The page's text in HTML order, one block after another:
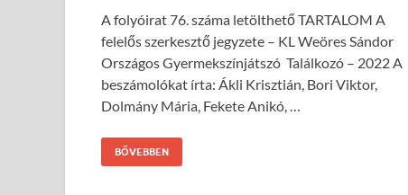
A folyóirat 76. száma letölthető TARTALOM A
felelős szerkesztő jegyzete – KL Weöres Sándor
Országos Gyermekszínjátszó Találkozó – 2022 A
beszámolókat írta: Ákli Krisztián, Bori Viktor,
Dolmány Mária, Fekete Anikó, …
BŐVEBBEN